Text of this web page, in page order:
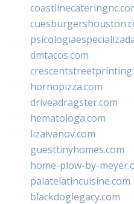
dmtacos.com
hornopizza.com
driveadragster.com
hematologa.com
lizaivanov.com
guesttinyhomes.com
home-plow-by-
palatelatincuisine.com
blackdoglegacy.com